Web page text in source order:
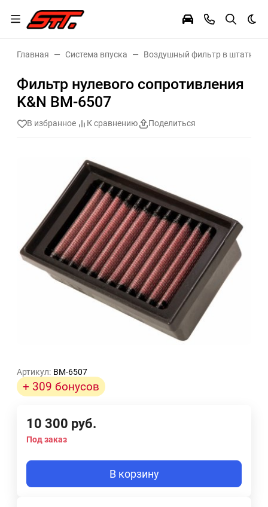
Главная Система впуска Воздушный фильтр в штатное
Фильтр нулевого сопротивления
K&N BM-6507
В избранное К сравнению Поделиться
Артикул: BM-6507
+ 309 бонусов
10 300 руб.
Под заказ
В корзину